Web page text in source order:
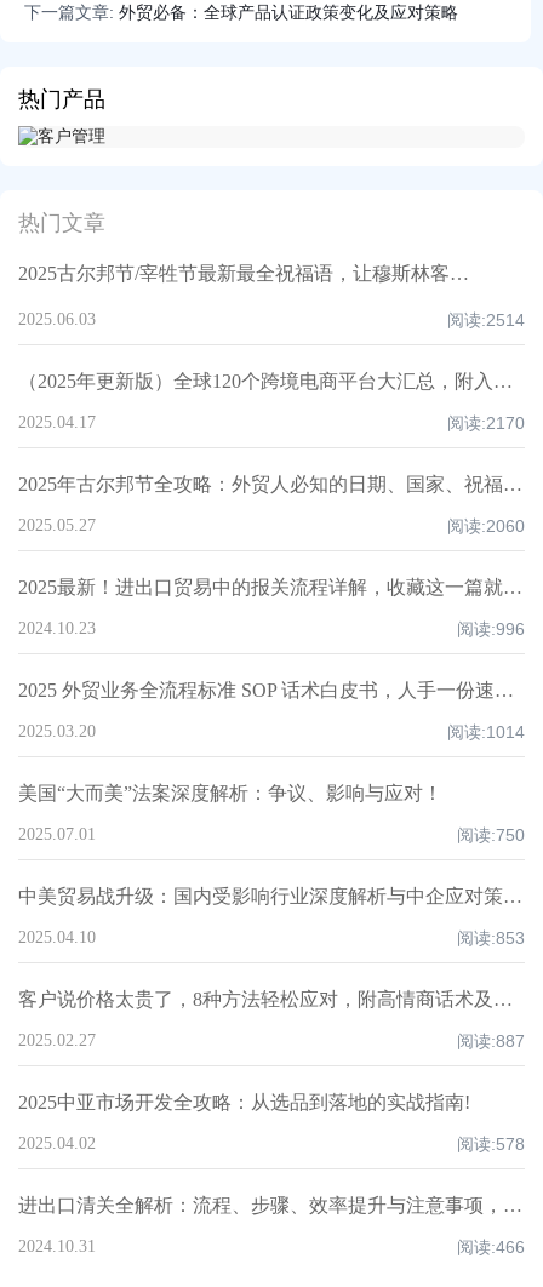
热门产品
热门文章
2025古尔邦节/宰牲节最新最全祝福语，让穆斯林客户记住你！
2025.06.03 阅读:2514
（2025年更新版）全球120个跨境电商平台大汇总，附入驻要求、注册门槛和适合品类！
2025.04.17 阅读:2170
2025年古尔邦节全攻略：外贸人必知的日期、国家、祝福技巧与禁忌清单！
2025.05.27 阅读:2060
2025最新！进出口贸易中的报关流程详解，收藏这一篇就够了！
2024.10.23 阅读:996
2025 外贸业务全流程标准 SOP 话术白皮书，人手一份速领！
2025.03.20 阅读:1014
美国“大而美”法案深度解析：争议、影响与应对！
2025.07.01 阅读:750
中美贸易战升级：国内受影响行业深度解析与中企应对策略！
2025.04.10 阅读:853
客户说价格太贵了，8种方法轻松应对，附高情商话术及案例！
2025.02.27 阅读:887
2025中亚市场开发全攻略：从选品到落地的实战指南!
2025.04.02 阅读:578
进出口清关全解析：流程、步骤、效率提升与注意事项，超全知识点汇总！
2024.10.31 阅读:466
下一篇文章: 外贸必备：全球产品认证政策变化及应对策略